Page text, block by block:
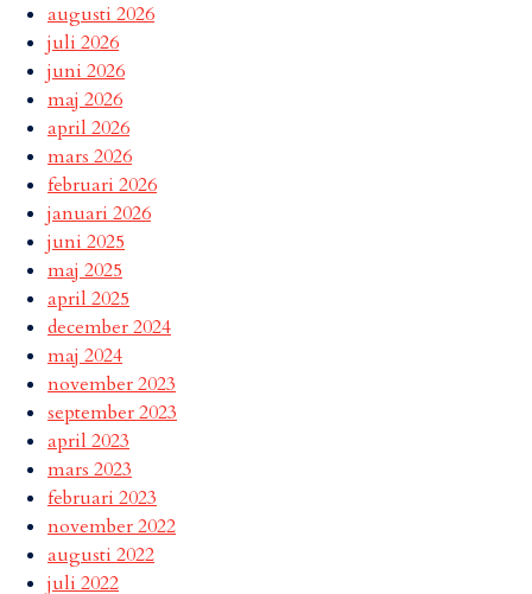
augusti 2026
juli 2026
juni 2026
maj 2026
april 2026
mars 2026
februari 2026
januari 2026
juni 2025
maj 2025
april 2025
december 2024
maj 2024
november 2023
september 2023
april 2023
mars 2023
februari 2023
november 2022
augusti 2022
juli 2022